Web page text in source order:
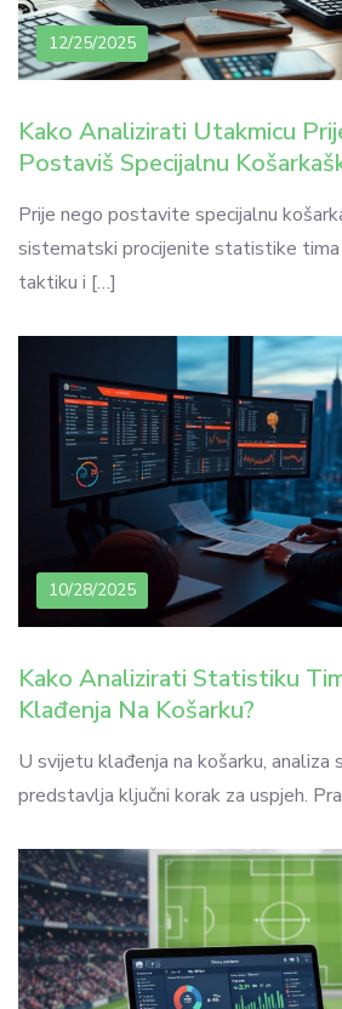
12/25/2025
Kako Analizirati Utakmicu
Postaviš Specijalnu
Prije nego postavite specijalnu
sistematski procijenite statistike tima
taktiku i […]
10/28/2025
Kako Analizirati Statistiku
Klađenja Na Košarku?
U svijetu klađenja na košarku,
predstavlja ključni korak za uspjeh.